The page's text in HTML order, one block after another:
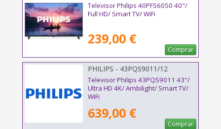
Televisor Philips 40PFS6050 40"/
Full HD/ Smart TV/ WiFi
239,00 €
Comprar
PHILIPS - 43PQS9011/12
Televisor Philips 43PQS9011 43"/
Ultra HD 4K/ Ambilight/ Smart TV/
WiFi
639,00 €
Comprar